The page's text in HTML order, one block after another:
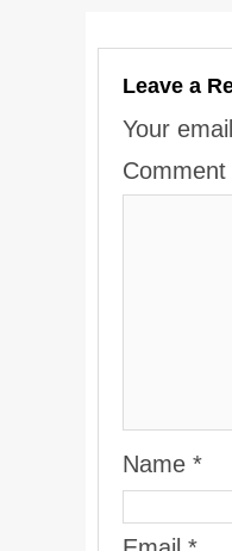
Leave a
Your
Comment
Name *